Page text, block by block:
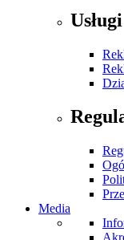
Usługi
Media